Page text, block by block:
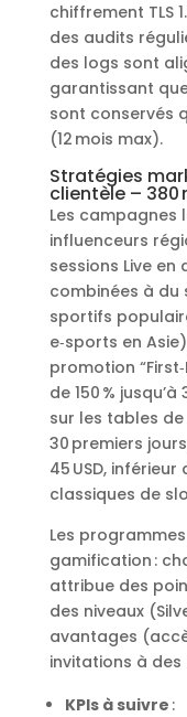
chiffrement TLS
des audits
des logs sont
garantissant
sont conservés
(12 mois max).
Stratégies
clientèle – 380
Les campagnes
influenceurs
sessions Live en
combinées à du
sportifs
e‑sports en
promotion
de 150 %
sur les tables
30 premiers
45 USD,
classiques de
Les
gamification :
attribue des
des niveaux
avantages
invitations à
KPIs à suivre :